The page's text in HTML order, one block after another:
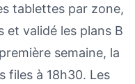
tablettes par zone,
et validé les plans B
semaine, la
files à 18h30. Les